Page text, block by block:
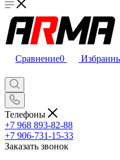
Сравнение0
Телефоны
+7 968 893-82-88
+7 906-731-15-33
Заказать звонок